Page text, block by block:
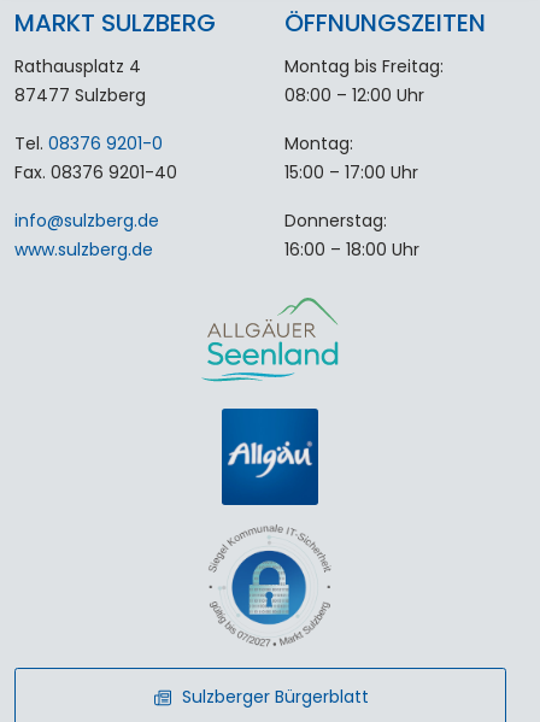
MARKT SULZBERG
Rathausplatz 4
87477 Sulzberg
Tel. 08376 9201-0
Fax. 08376 9201-40
info@sulzberg.de
www.sulzberg.de
ÖFFNUNGSZEITEN
Montag bis Freitag:
08:00 – 12:00 Uhr
Montag:
15:00 – 17:00 Uhr
Donnerstag:
16:00 – 18:00 Uhr
Sulzberger Bürgerblatt